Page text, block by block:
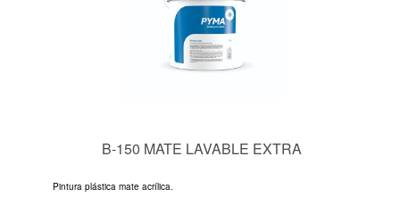
B-150 MATE LAVABLE EXTRA
Pintura plástica mate acrílica.